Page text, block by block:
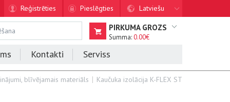
Reģistrēties Pieslēgties Latviešu
PIRKUMA GROZS
Summa:0.00€
Kontakti Serviss
blīvējamais materiāls Kaučuka izolācija K-FLEX ST